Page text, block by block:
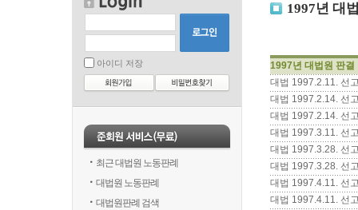
아이디 저장
최근 대법원 노동판례
대법원 노동판례
대법원판례 검색
1997년 대
1997년 대법원 판결
대법 1997.2.11. 선
대법 1997.2.14. 선
대법 1997.2.14. 선
대법 1997.3.11. 선
대법 1997.3.28. 선
대법 1997.3.28. 선
대법 1997.4.11. 선
대법 1997.4.11. 선